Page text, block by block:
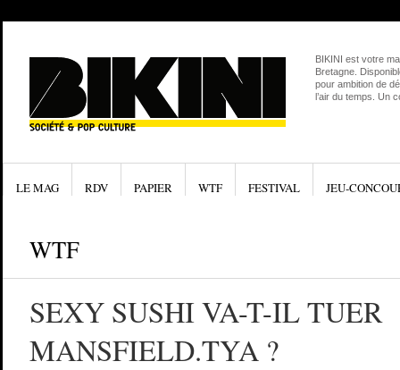
BIKINI est votre
Bretagne.
pour ambition de
l’air du temps. Un
LE MAG RDV PAPIER WTF FESTIVAL JEU-
WTF
SEXY SUSHI VA-T-IL TUER
MANSFIELD.TYA ?